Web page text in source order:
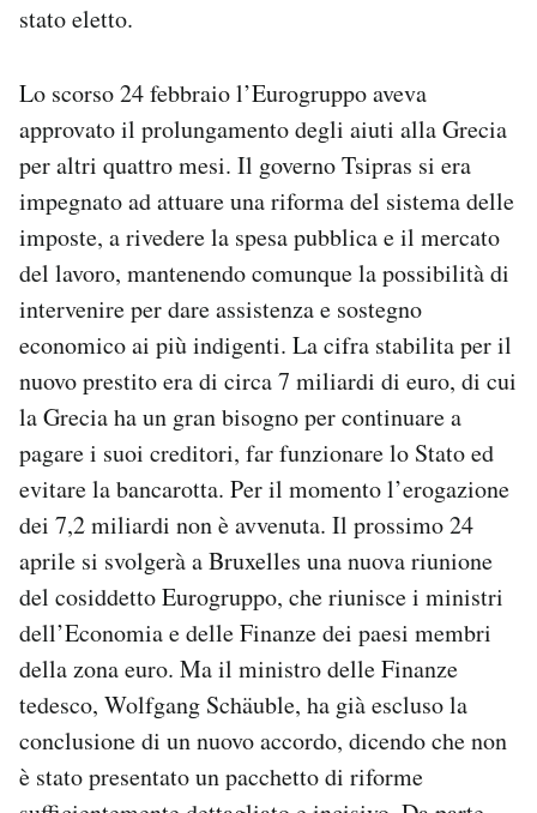
stato eletto.
Lo scorso 24 febbraio l’Eurogruppo aveva
approvato il prolungamento degli aiuti alla Grecia
per altri quattro mesi. Il governo Tsipras si era
impegnato ad attuare una riforma del sistema delle
imposte, a rivedere la spesa pubblica e il mercato
del lavoro, mantenendo comunque la possibilità di
intervenire per dare assistenza e sostegno
economico ai più indigenti. La cifra stabilita per il
nuovo prestito era di circa 7 miliardi di euro, di cui
la Grecia ha un gran bisogno per continuare a
pagare i suoi creditori, far funzionare lo Stato ed
evitare la bancarotta. Per il momento l’erogazione
dei 7,2 miliardi non è avvenuta. Il prossimo 24
aprile si svolgerà a Bruxelles una nuova riunione
del cosiddetto Eurogruppo, che riunisce i ministri
dell’Economia e delle Finanze dei paesi membri
della zona euro. Ma il ministro delle Finanze
tedesco, Wolfgang Schäuble, ha già escluso la
conclusione di un nuovo accordo, dicendo che non
è stato presentato un pacchetto di riforme